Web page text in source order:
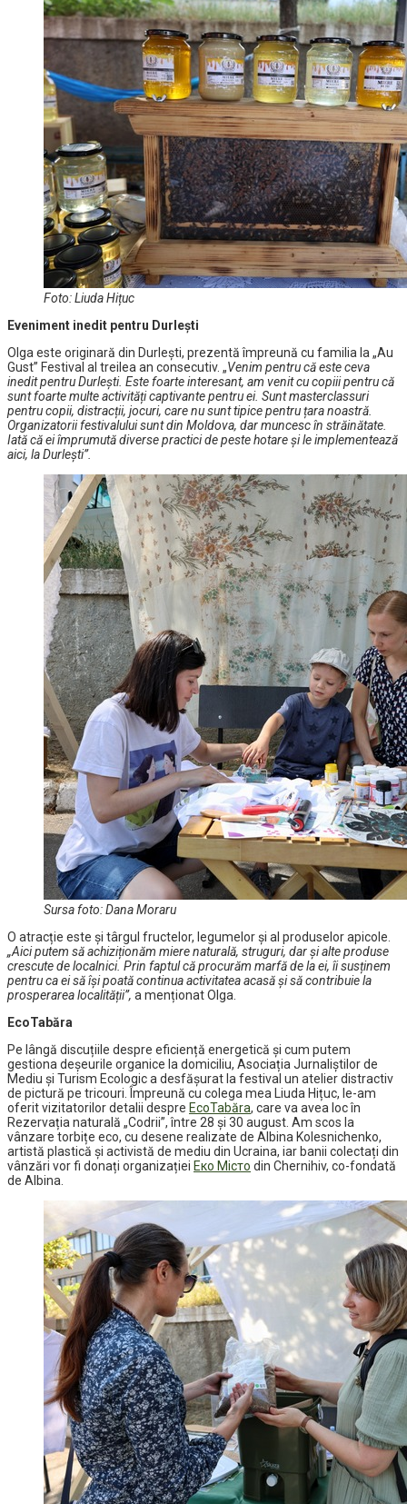
Foto: Liuda Hițuc
Eveniment inedit pentru Durlești
Olga este originară din Durlești, prezentă împreună cu familia la „Au
Gust” Festival al treilea an consecutiv. „Venim pentru că este ceva
inedit pentru Durlești. Este foarte interesant, am venit cu copiii pentru că
sunt foarte multe activități captivante pentru ei. Sunt masterclassuri
pentru copii, distracții, jocuri, care nu sunt tipice pentru țara noastră.
Organizatorii festivalului sunt din Moldova, dar muncesc în străinătate.
Iată că ei împrumută diverse practici de peste hotare și le implementează
aici, la Durlești”.
Sursa foto: Dana Moraru
O atracție este și târgul fructelor, legumelor și al produselor apicole.
„Aici putem să achiziționăm miere naturală, struguri, dar și alte produse
crescute de localnici. Prin faptul că procurăm marfă de la ei, îi susținem
pentru ca ei să își poată continua activitatea acasă și să contribuie la
prosperarea localității”, a menționat Olga.
EcoTabăra
Pe lângă discuțiile despre eficiență energetică și cum putem
gestiona deșeurile organice la domiciliu, Asociația Jurnaliștilor de
Mediu și Turism Ecologic a desfășurat la festival un atelier distractiv
de pictură pe tricouri. Împreună cu colega mea Liuda Hițuc, le-am
oferit vizitatorilor detalii despre EcoTabăra, care va avea loc în
Rezervația naturală „Codrii”, între 28 și 30 august. Am scos la
vânzare torbițe eco, cu desene realizate de Albina Kolesnichenko,
artistă plastică și activistă de mediu din Ucraina, iar banii colectați din
vânzări vor fi donați organizației Еко Місто din Chernihiv, co-fondată
de Albina.